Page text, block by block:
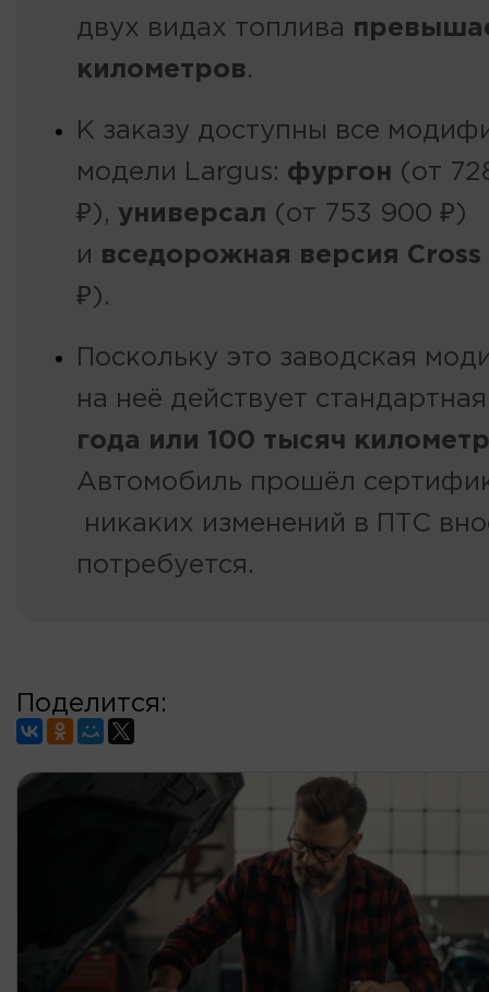
двух видах топлива
километров.
К заказу доступны все
модели Largus: фургон (от
₽), универсал (от 753 900 ₽)
и вседорожная версия Cross
₽).
Поскольку это заводская
на неё действует
года или 100 тысяч
Автомобиль прошёл
никаких изменений в ПТС
потребуется.
Поделится: